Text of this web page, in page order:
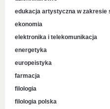
edukacja artystyczna w zakresie
ekonomia
elektronika i telekomunikacja
energetyka
europeistyka
farmacja
filologia
filologia polska